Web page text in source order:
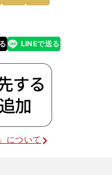
LINEで送る
について